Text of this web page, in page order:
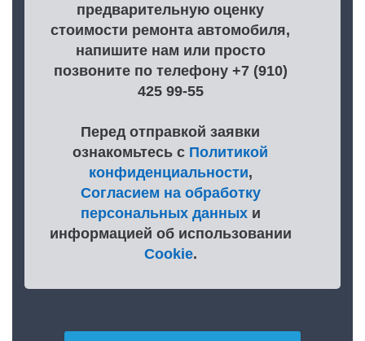
предварительную оценку
стоимости ремонта автомобиля,
напишите нам или просто
позвоните по телефону +7 (910)
425 99-55
Перед отправкой заявки
ознакомьтесь с Политикой
конфиденциальности,
Согласием на обработку
персональных данныхи
информацией об использовании
Cookie.